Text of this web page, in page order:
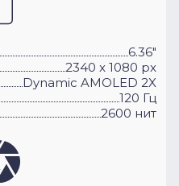
6.36"
2340 x 1080 px
Dynamic AMOLED 2X
120 Гц
2600 нит